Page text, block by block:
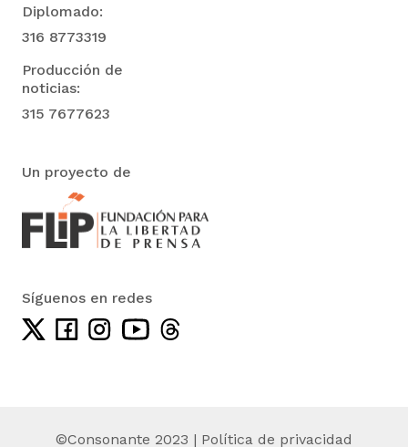
Diplomado:
316 8773319
Producción de
noticias:
315 7677623
Un proyecto de
Síguenos en redes
©Consonante 2023 | Política de privacidad